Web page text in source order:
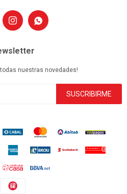
 
todas nuestras novedades!
SUSCRIBIRME